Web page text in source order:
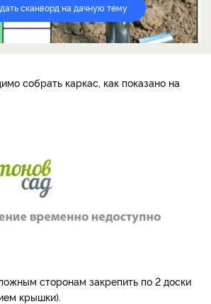
сканворд на дачную тему
собрать каркас, как показано на
сторонам закрепить по 2 доски
крышки).